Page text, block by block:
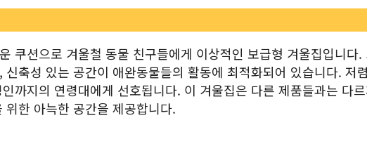
쿠션으로 겨울철 동물 친구들에게 이상적인 보급형 겨울집입니다.
축성 있는 공간이 애완동물들의 활동에 최적화되어 있습니다. 저
까지의 연령대에게 선호됩니다. 이 겨울집은 다른 제품들과는 다
한 아늑한 공간을 제공합니다.